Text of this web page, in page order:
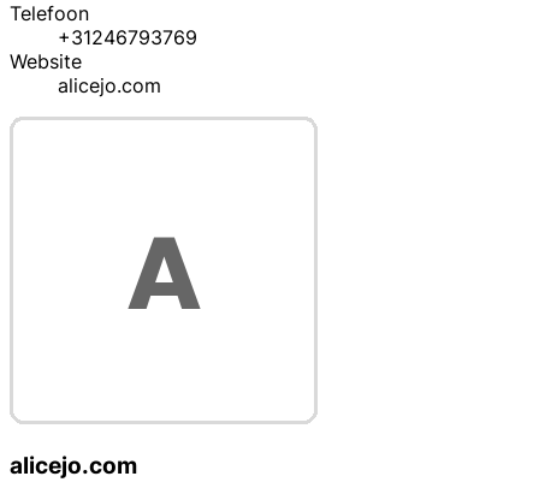
Telefoon
+31246793769
Website
alicejo.com
alicejo.com